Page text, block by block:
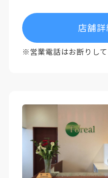
店舗詳
※営業電話はお断りして